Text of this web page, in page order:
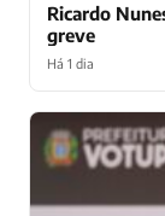
Ricardo
greve
Há 1 dia